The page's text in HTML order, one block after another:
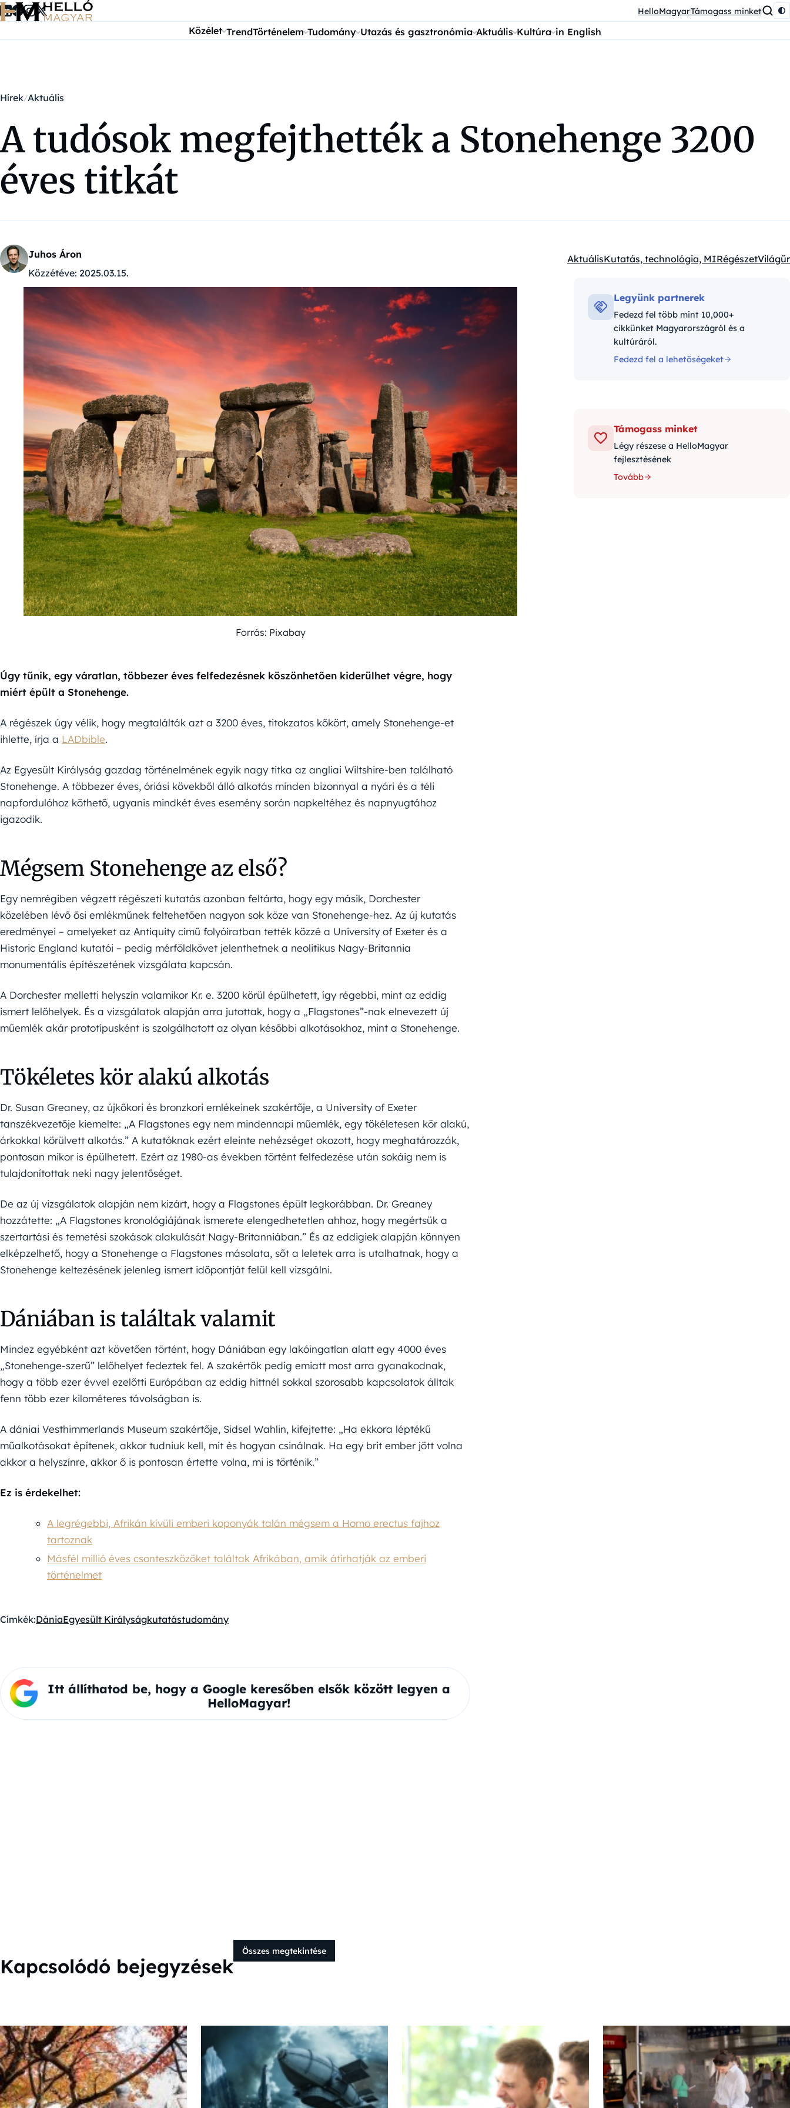
Ugrás a tartalomra HelloMagyarTámogass minket
Közélet TrendTörténelem Tudomány Utazás és gasztronómia Aktuális Kultúra in English
Hírek Aktuális
A tudósok megfejthették a Stonehenge 3200
éves titkát
Juhos Áron
Közzétéve: 2025.03.15.
Kategóriák:
AktuálisKutatás, technológia, MIRégészetVilágűr
Forrás: Pixabay
Úgy tűnik, egy váratlan, többezer éves felfedezésnek köszönhetően kiderülhet végre, hogy
miért épült a Stonehenge.
A régészek úgy vélik, hogy megtalálták azt a 3200 éves, titokzatos kőkört, amely Stonehenge-et
ihlette, írja a LADbible.
Az Egyesült Királyság gazdag történelmének egyik nagy titka az angliai Wiltshire-ben található
Stonehenge. A többezer éves, óriási kövekből álló alkotás minden bizonnyal a nyári és a téli
napfordulóhoz köthető, ugyanis mindkét éves esemény során napkeltéhez és napnyugtához
igazodik.
Mégsem Stonehenge az első?
Egy nemrégiben végzett régészeti kutatás azonban feltárta, hogy egy másik, Dorchester
közelében lévő ősi emlékműnek feltehetően nagyon sok köze van Stonehenge-hez. Az új kutatás
eredményei – amelyeket az Antiquity című folyóiratban tették közzé a University of Exeter és a
Historic England kutatói – pedig mérföldkövet jelenthetnek a neolitikus Nagy-Britannia
monumentális építészetének vizsgálata kapcsán.
A Dorchester melletti helyszín valamikor Kr. e. 3200 körül épülhetett, így régebbi, mint az eddig
ismert lelőhelyek. És a vizsgálatok alapján arra jutottak, hogy a „Flagstones”-nak elnevezett új
műemlék akár prototípusként is szolgálhatott az olyan későbbi alkotásokhoz, mint a Stonehenge.
Tökéletes kör alakú alkotás
Dr. Susan Greaney, az újkőkori és bronzkori emlékeinek szakértője, a University of Exeter
tanszékvezetője kiemelte: „A Flagstones egy nem mindennapi műemlék, egy tökéletesen kör alakú,
árkokkal körülvett alkotás.” A kutatóknak ezért eleinte nehézséget okozott, hogy meghatározzák,
pontosan mikor is épülhetett. Ezért az 1980-as években történt felfedezése után sokáig nem is
tulajdonítottak neki nagy jelentőséget.
De az új vizsgálatok alapján nem kizárt, hogy a Flagstones épült legkorábban. Dr. Greaney
hozzátette: „A Flagstones kronológiájának ismerete elengedhetetlen ahhoz, hogy megértsük a
szertartási és temetési szokások alakulását Nagy-Britanniában.” És az eddigiek alapján könnyen
elképzelhető, hogy a Stonehenge a Flagstones másolata, sőt a leletek arra is utalhatnak, hogy a
Stonehenge keltezésének jelenleg ismert időpontját felül kell vizsgálni.
Dániában is találtak valamit
Mindez egyébként azt követően történt, hogy Dániában egy lakóingatlan alatt egy 4000 éves
„Stonehenge-szerű” lelőhelyet fedeztek fel. A szakértők pedig emiatt most arra gyanakodnak,
hogy a több ezer évvel ezelőtti Európában az eddig hittnél sokkal szorosabb kapcsolatok álltak
fenn több ezer kilométeres távolságban is.
A dániai Vesthimmerlands Museum szakértője, Sidsel Wahlin, kifejtette: „Ha ekkora léptékű
műalkotásokat építenek, akkor tudniuk kell, mit és hogyan csinálnak. Ha egy brit ember jött volna
akkor a helyszínre, akkor ő is pontosan értette volna, mi is történik.”
Ez is érdekelhet:
A legrégebbi, Afrikán kívüli emberi koponyák talán mégsem a Homo erectus fajhoz
tartoznak
Másfél millió éves csonteszközöket találtak Afrikában, amik átírhatják az emberi
történelmet
Címkék:DániaEgyesült Királyságkutatástudomány
Itt állíthatod be, hogy a Google keresőben elsők között legyen a
HelloMagyar!
Legyünk partnerek
Fedezd fel több mint 10,000+
cikkünket Magyarországról és a
kultúráról.
Fedezd fel a lehetőségeket
Támogass minket
Légy részese a HelloMagyar
fejlesztésének
Tovább
Kapcsolódó bejegyzések
Összes megtekintése